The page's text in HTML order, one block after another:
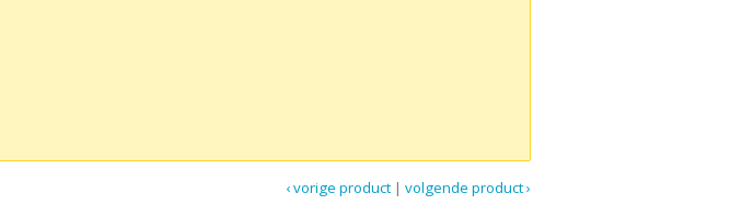
volgende product ›
|
‹ vorige product